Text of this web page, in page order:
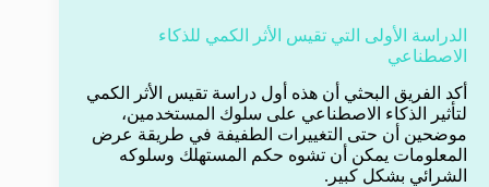
الدراسة الأولى التي تقيس الأثر الكمي للذكاء
الاصطناعي
أكد الفريق البحثي أن هذه أول دراسة تقيس الأثر الكمي
لتأثير الذكاء الاصطناعي على سلوك المستخدمين،
موضحين أن حتى التغييرات الطفيفة في طريقة عرض
المعلومات يمكن أن تشوه حكم المستهلك وسلوكه
الشرائي بشكل كبير.